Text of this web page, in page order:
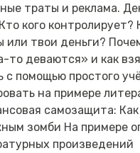
траты и реклама.
кого контролирует?
или твои деньги?
то деваются» и как
с помощью простого
на примере
самозащита:
зомби На примере
произведений